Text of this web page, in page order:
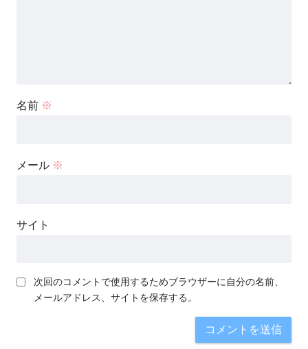
名前 ※
メール ※
サイト
次回のコメントで使用するためブラウザーに自分の名前、
メールアドレス、サイトを保存する。